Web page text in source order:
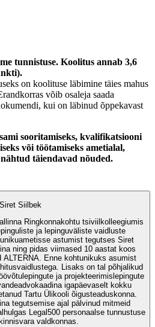
tunnistuse. Koolitus annab 3,6
on koolituse läbimine täies mahus
võib osaleja saada
kui on läbinud õppekavast
sooritamiseks, kvalifikatsiooni
või töötamiseks ametialal,
täiendavad nõuded.
Siret Siilbek
Ringkonnakohtu tsiviilkolleegiumis
ja lepinguväliste vaidluste
astumist tegutses Siret
ning pidas viimased 10 aastat koos
ALTERNA. Enne kohtunikuks asumist
Lisaks on tal põhjalikud
ja projekteerimislepingute
igapäevaselt kokku
Tartu Ülikooli õigusteaduskonna.
tegutsemise ajal pälvinud mitmeid
Legal500 personaalse tunnustuse
valdkonnas.